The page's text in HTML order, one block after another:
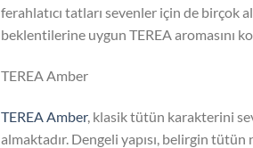
ferahlatıcı tatları sevenler için de birçok
beklentilerine uygun TEREA aromasını
TEREA Amber
TEREA Amber, klasik tütün karakterini
almaktadır. Dengeli yapısı, belirgin